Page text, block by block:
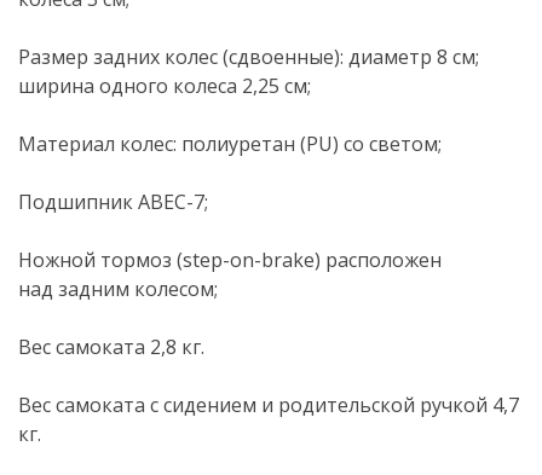
Размер задних колес (сдвоенные): диаметр 8 см;
ширина одного колеса 2,25 см;
Материал колес: полиуретан (PU) со светом;
ПодшипникABEC-7;
Ножной тормоз (step-on-brake) расположен
над задним колесом;
Вес самоката 2,8 кг.
Вес самоката с сидением и родительской ручкой 4,7
кг.